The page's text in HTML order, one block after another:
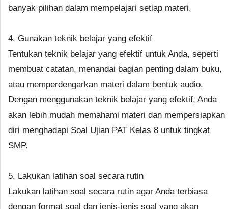
banyak pilihan dalam mempelajari setiap materi.
4. Gunakan teknik belajar yang efektif
Tentukan teknik belajar yang efektif untuk Anda, seperti
membuat catatan, menandai bagian penting dalam buku,
atau memperdengarkan materi dalam bentuk audio.
Dengan menggunakan teknik belajar yang efektif, Anda
akan lebih mudah memahami materi dan mempersiapkan
diri menghadapi Soal Ujian PAT Kelas 8 untuk tingkat
SMP.
5. Lakukan latihan soal secara rutin
Lakukan latihan soal secara rutin agar Anda terbiasa
dengan format soal dan jenis-jenis soal yang akan